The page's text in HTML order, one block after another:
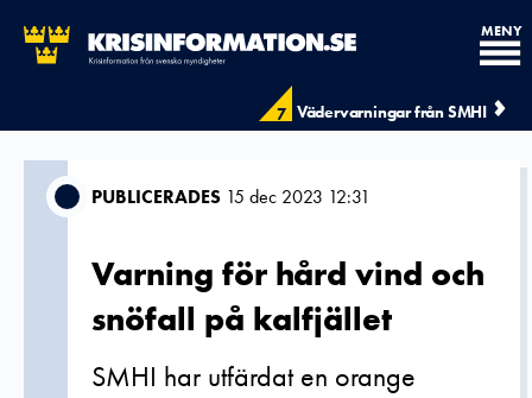
7 Vädervarningar från SMHI
MENY
PUBLICERADES 15 dec 2023 12:31
Varning för hård vind och
snöfall på kalfjället
SMHI har utfärdat en orange